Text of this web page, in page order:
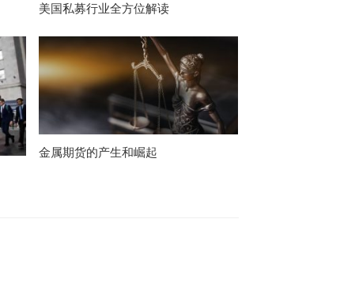
美国私募行业全方位解读
金属期货的产生和崛起